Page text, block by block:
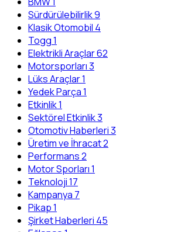
Sürdürülebilirlik9
Klasik Otomobil 4
Togg1
Elektrikli Araçlar62
Motorsporları3
Lüks Araçlar1
Yedek Parça1
Etkinlik1
Sektörel Etkinlik3
Otomotiv Haberleri3
Üretim ve İhracat2
Performans2
Motor Sporları1
Teknoloji17
Kampanya 7
Pikap1
Şirket Haberleri 45